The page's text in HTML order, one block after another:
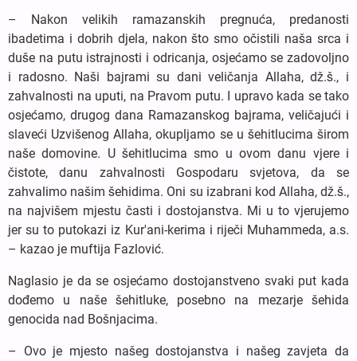
– Nakon velikih ramazanskih pregnuća, predanosti
ibadetima i dobrih djela, nakon što smo očistili naša srca i
duše na putu istrajnosti i odricanja, osjećamo se zadovoljno
i radosno. Naši bajrami su dani veličanja Allaha, dž.š., i
zahvalnosti na uputi, na Pravom putu. I upravo kada se tako
osjećamo, drugog dana Ramazanskog bajrama, veličajući i
slaveći Uzvišenog Allaha, okupljamo se u šehitlucima širom
naše domovine. U šehitlucima smo u ovom danu vjere i
čistote, danu zahvalnosti Gospodaru svjetova, da se
zahvalimo našim šehidima. Oni su izabrani kod Allaha, dž.š.,
na najvišem mjestu časti i dostojanstva. Mi u to vjerujemo
jer su to putokazi iz Kur'ani-kerima i riječi Muhammeda, a.s.
– kazao je muftija Fazlović.
Naglasio je da se osjećamo dostojanstveno svaki put kada
dođemo u naše šehitluke, posebno na mezarje šehida
genocida nad Bošnjacima.
– Ovo je mjesto našeg dostojanstva i našeg zavjeta da